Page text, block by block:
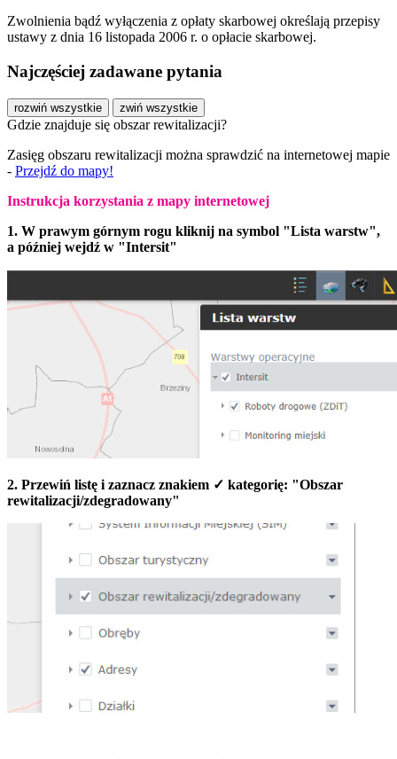
Zwolnienia bądź wyłączenia z opłaty skarbowej określają przepisy
ustawy z dnia 16 listopada 2006 r. o opłacie skarbowej.
Najczęściej zadawane pytania
rozwiń wszystkie zwiń wszystkie
Gdzie znajduje się obszar rewitalizacji?
Zasięg obszaru rewitalizacji można sprawdzić na internetowej mapie
- Przejdź do mapy!
Instrukcja korzystania z mapy internetowej
1. W prawym górnym rogu kliknij na symbol "Lista warstw",
a później wejdź w "Intersit"
2. Przewiń listę i zaznacz znakiem ✓ kategorię: "Obszar
rewitalizacji/zdegradowany"